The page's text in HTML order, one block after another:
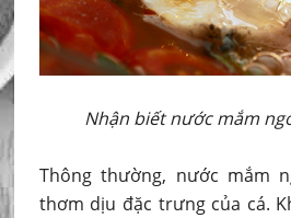
Nhận biết nước mắm
Thông thường, nước mắm
thơm dịu đặc trưng của cá.